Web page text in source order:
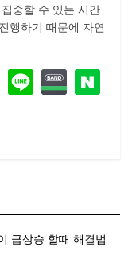
중할 수 있는 시간
행하기 때문에 자연
급상승 할때 해결법